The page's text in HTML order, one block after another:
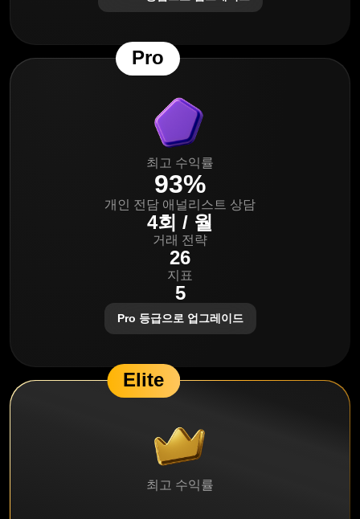
Pro
최고 수익률
93%
개인 전담 애널리스트 상담
4회 / 월
거래 전략
26
지표
5
Pro 등급으로 업그레이드
Elite
최고 수익률